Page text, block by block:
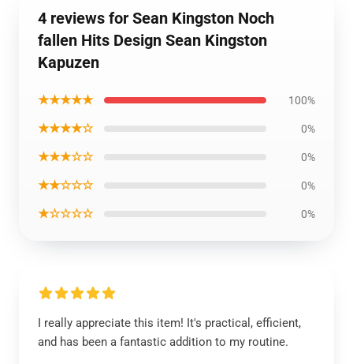
4 reviews for Sean Kingston Noch
fallen Hits Design Sean Kingston
Kapuzen
★★★★★ 100%
★★★★☆ 0%
★★★☆☆ 0%
★★☆☆☆ 0%
★☆☆☆☆ 0%
I really appreciate this item! It's practical, efficient,
and has been a fantastic addition to my routine.